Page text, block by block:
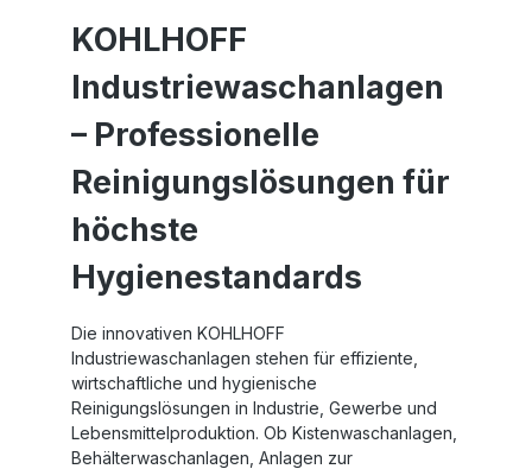
KOHLHOFF
Industriewaschanlagen
– Professionelle
Reinigungslösungen für
höchste
Hygienestandards
Die innovativen KOHLHOFF
Industriewaschanlagen stehen für effiziente,
wirtschaftliche und hygienische
Reinigungslösungen in Industrie, Gewerbe und
Lebensmittelproduktion. Ob Kistenwaschanlagen
Behälterwaschanlagen , Anlagen zur